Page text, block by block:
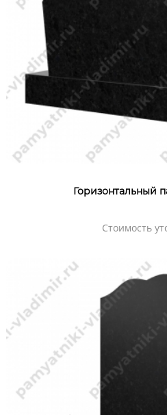
Горизонтальный
Стоимость